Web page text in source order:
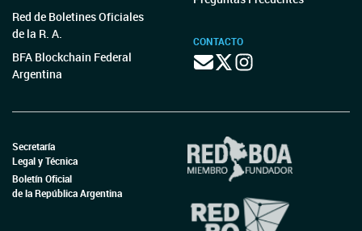
Red de Boletines Oficiales
de la R. A.
BFA Blockchain Federal
Argentina
CONTACTO
Secretaría
Legal y Técnica
Boletín Oficial
de la República Argentina